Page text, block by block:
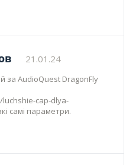
21.01.24
за AudioQuest DragonFly
cap-dlya-
самі параметри.